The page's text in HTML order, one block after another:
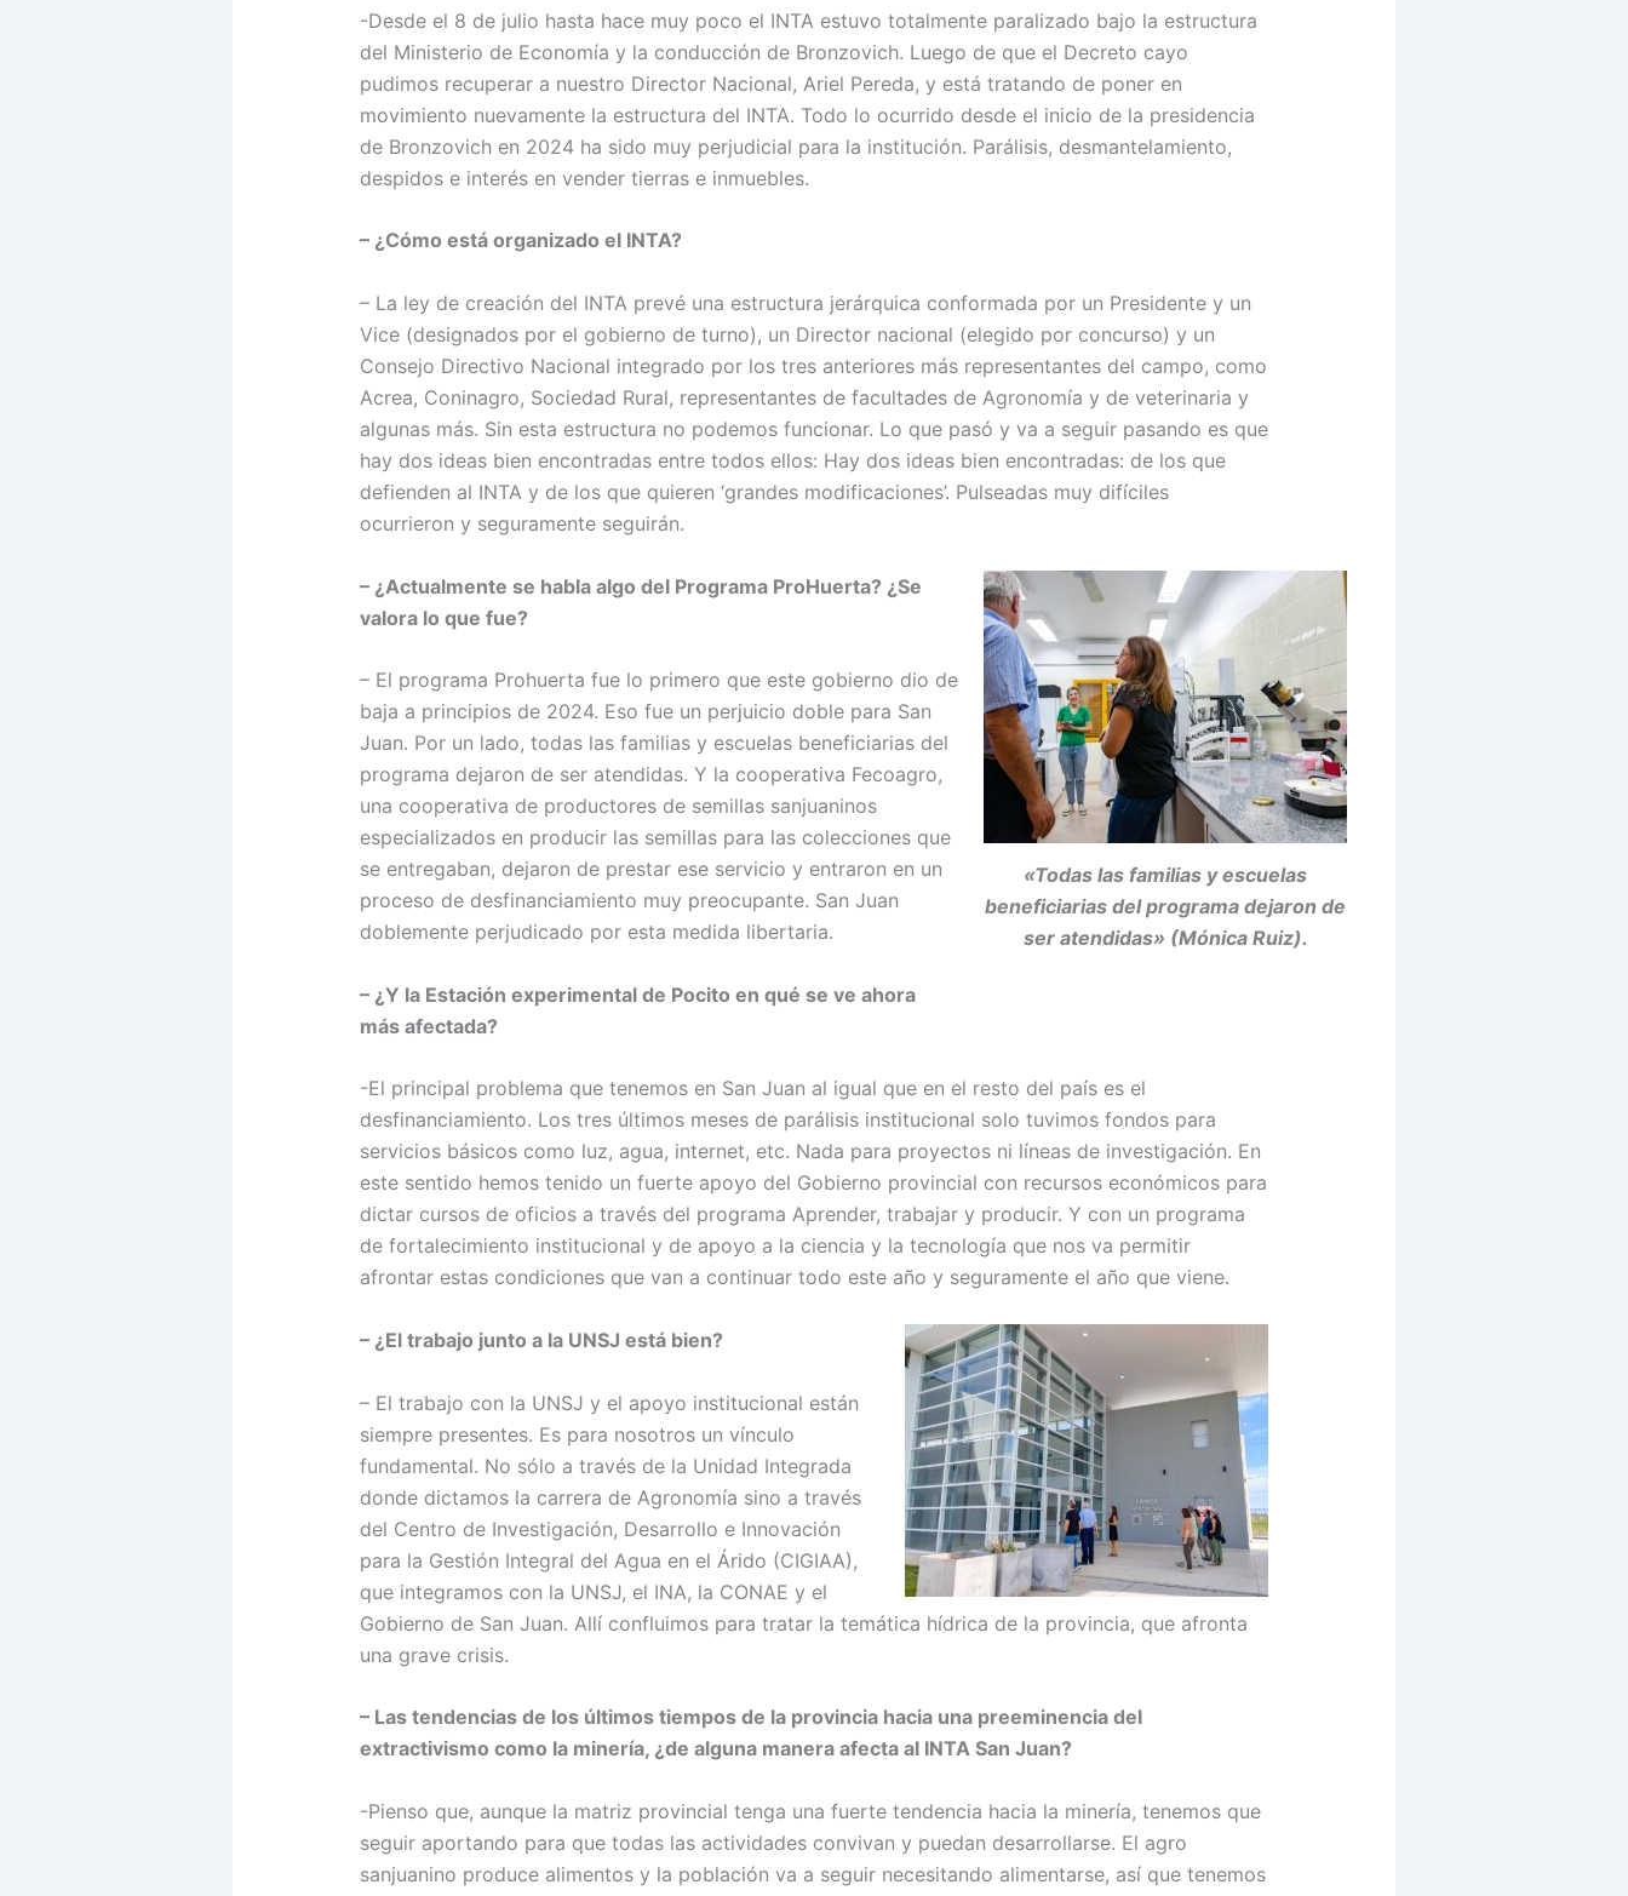
-Desde el 8 de julio hasta hace muy poco el INTA estuvo totalmente paralizado bajo la estructura
del Ministerio de Economía y la conducción de Bronzovich. Luego de que el Decreto cayo
pudimos recuperar a nuestro Director Nacional, Ariel Pereda, y está tratando de poner en
movimiento nuevamente la estructura del INTA. Todo lo ocurrido desde el inicio de la presidencia
de Bronzovich en 2024 ha sido muy perjudicial para la institución. Parálisis, desmantelamiento,
despidos e interés en vender tierras e inmuebles.
– ¿Cómo está organizado el INTA?
– La ley de creación del INTA prevé una estructura jerárquica conformada por un Presidente y un
Vice (designados por el gobierno de turno), un Director nacional (elegido por concurso) y un
Consejo Directivo Nacional integrado por los tres anteriores más representantes del campo, como
Acrea, Coninagro, Sociedad Rural, representantes de facultades de Agronomía y de veterinaria y
algunas más. Sin esta estructura no podemos funcionar. Lo que pasó y va a seguir pasando es que
hay dos ideas bien encontradas entre todos ellos: Hay dos ideas bien encontradas: de los que
defienden al INTA y de los que quieren ‘grandes modificaciones’. Pulseadas muy difíciles
ocurrieron y seguramente seguirán.
«Todas las familias y escuelas
beneficiarias del programa dejaron de
ser atendidas» (Mónica Ruiz).
– ¿Actualmente se habla algo del Programa ProHuerta? ¿Se
valora lo que fue?
– El programa Prohuerta fue lo primero que este gobierno dio de
baja a principios de 2024. Eso fue un perjuicio doble para San
Juan. Por un lado, todas las familias y escuelas beneficiarias del
programa dejaron de ser atendidas. Y la cooperativa Fecoagro,
una cooperativa de productores de semillas sanjuaninos
especializados en producir las semillas para las colecciones que
se entregaban, dejaron de prestar ese servicio y entraron en un
proceso de desfinanciamiento muy preocupante. San Juan
doblemente perjudicado por esta medida libertaria.
– ¿Y la Estación experimental de Pocito en qué se ve ahora
más afectada?
-El principal problema que tenemos en San Juan al igual que en el resto del país es el
desfinanciamiento. Los tres últimos meses de parálisis institucional solo tuvimos fondos para
servicios básicos como luz, agua, internet, etc. Nada para proyectos ni líneas de investigación. En
este sentido hemos tenido un fuerte apoyo del Gobierno provincial con recursos económicos para
dictar cursos de oficios a través del programa Aprender, trabajar y producir. Y con un programa
de fortalecimiento institucional y de apoyo a la ciencia y la tecnología que nos va permitir
afrontar estas condiciones que van a continuar todo este año y seguramente el año que viene.
– ¿El trabajo junto a la UNSJ está bien?
– El trabajo con la UNSJ y el apoyo institucional están
siempre presentes. Es para nosotros un vínculo
fundamental. No sólo a través de la Unidad Integrada
donde dictamos la carrera de Agronomía sino a través
del Centro de Investigación, Desarrollo e Innovación
para la Gestión Integral del Agua en el Árido (CIGIAA),
que integramos con la UNSJ, el INA, la CONAE y el
Gobierno de San Juan. Allí confluimos para tratar la temática hídrica de la provincia, que afronta
una grave crisis.
– Las tendencias de los últimos tiempos de la provincia hacia una preeminencia del
extractivismo como la minería, ¿de alguna manera afecta al INTA San Juan?
-Pienso que, aunque la matriz provincial tenga una fuerte tendencia hacia la minería, tenemos que
seguir aportando para que todas las actividades convivan y puedan desarrollarse. El agro
sanjuanino produce alimentos y la población va a seguir necesitando alimentarse, así que tenemos